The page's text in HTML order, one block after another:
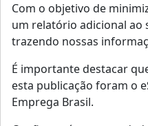
Com o objetivo de
um relatório adicional ao
trazendo nossas
É importante destacar
esta publicação foram o
Emprega Brasil.